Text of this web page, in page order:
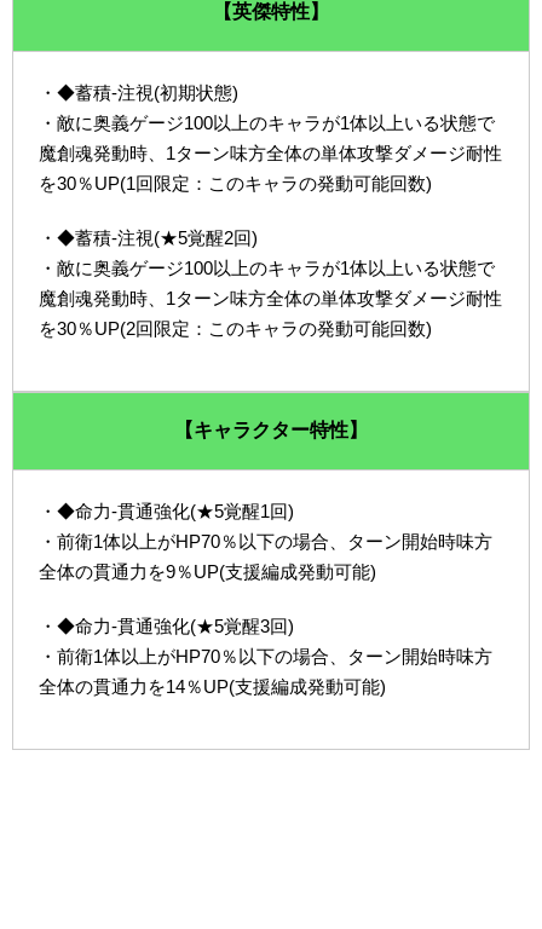
【英傑特性】
・◆蓄積-注視(初期状態)
・敵に奥義ゲージ100以上のキャラが1体以上いる状態で
魔創魂発動時、1ターン味方全体の単体攻撃ダメージ耐性
を30％UP(1回限定：このキャラの発動可能回数)
・◆蓄積-注視(★5覚醒2回)
・敵に奥義ゲージ100以上のキャラが1体以上いる状態で
魔創魂発動時、1ターン味方全体の単体攻撃ダメージ耐性
を30％UP(2回限定：このキャラの発動可能回数)
【キャラクター特性】
・◆命力-貫通強化(★5覚醒1回)
・前衛1体以上がHP70％以下の場合、ターン開始時味方
全体の貫通力を9％UP(支援編成発動可能)
・◆命力-貫通強化(★5覚醒3回)
・前衛1体以上がHP70％以下の場合、ターン開始時味方
全体の貫通力を14％UP(支援編成発動可能)